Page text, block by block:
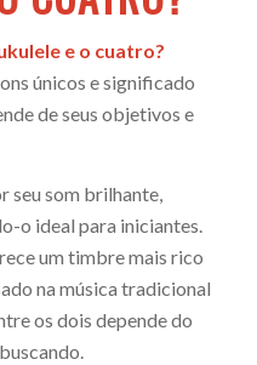
e o cuatro?
únicos e significado
de seus objetivos e
seu som brilhante,
o ideal para iniciantes.
um timbre mais rico
na música tradicional
os dois depende do